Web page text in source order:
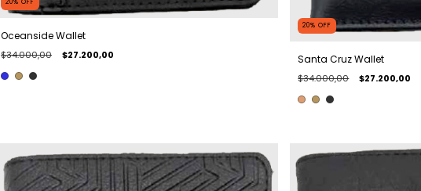
20% OFF
Oceanside Wallet
$34.000,00 $27.200,00
20%OFF
Santa Cruz Wallet
$34.000,00 $27.200,00